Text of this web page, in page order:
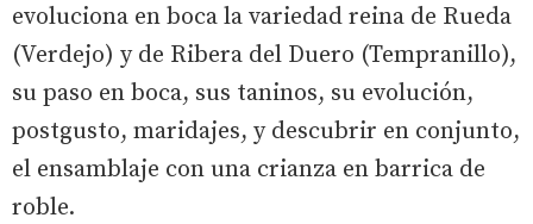
evoluciona en boca la variedad reina de Rueda
(Verdejo) y de Ribera del Duero (Tempranillo),
su paso en boca, sus taninos, su evolución,
postgusto, maridajes, y descubrir en conjunto,
el ensamblaje con una crianza en barrica de
roble.